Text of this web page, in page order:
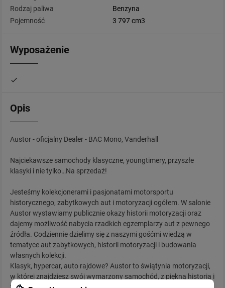
Rodzaj paliwa
Benzyna
Pojemność
3 797 cm3
Wyposażenie
Opis
Austor - oficjalny Dealer - BAC Mono, Vanderhall
Najciekawsze samochody klasyczne, youngtimery, przyszłe
klasyki i nie tylko…Na sprzedaż!
Jesteśmy kolekcjonerami i pasjonatami motorsportu
historycznego, zabytkowych aut i motoryzacji ogółem. W salonie
Austor wystawiamy publicznie okazy historii motoryzacji oraz
dajemy możliwość nabycia rzadkich egzemplarzy aut z pewnego
źródła. Codziennie dzielimy się z naszymi gośćmi wiedzą w
tematyce aut zabytkowych, historii motoryzacji i budowania
własnych kolekcji.
Klasyk, hypercar, auto rajdowe? Austor to świątynia motoryzacji,
w której znajdziesz swój wymarzony samochód, z piękną historią i